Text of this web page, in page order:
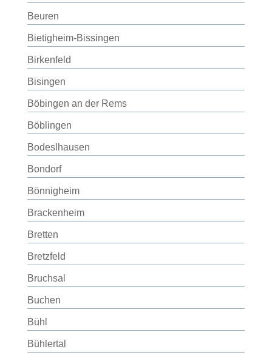
Beuren
Bietigheim-Bissingen
Birkenfeld
Bisingen
Böbingen an der Rems
Böblingen
Bodeslhausen
Bondorf
Bönnigheim
Brackenheim
Bretten
Bretzfeld
Bruchsal
Buchen
Bühl
Bühlertal